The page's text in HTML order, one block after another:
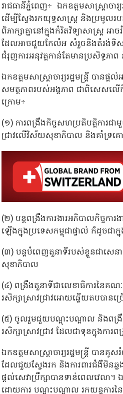
រាជធានីភ្នំពេញ÷ ឯកឧត្តមសាស្រ្តាចា
ដើម្បីស្វែងរកយុទ្ធសាស្រ្ត និងប្រមូលរ
ពិភាក្សាគ្នានៅក្នុងកំរិតវិទ្យាសាស្រ្
ដែលអាចជួយកែលំអ សំរួចនិងតំរង់ទិ
ជំរុញការអនុវត្តកាន់តែមានប្រសិទ្ធភា
ឯកឧត្តមសាស្រ្តាចារ្យរដ្ឋមន្រ្តី បា
សមត្ថភាពរបស់អង្គភាព ជាពិសេសលើ
ក្រោម÷
(១) ការពង្រឹងកិច្ចសហប្រតិបត្តិការជា
ជ្រាវលើវិស័យសុខាភិបាល និងគាំទ្រ
(២) បន្តពង្រឹងការងារអភិបាលកិច្ចកា
ឡើងក្នុងប្រទេសកម្ពុជាផ្ទាល់ ក៏ដូច
(៣) បន្តបំពេញតួនាទីរបស់ខ្លួនជាសេន
សុខាភិបាល
(៤) ពង្រឹងតួនាទីជាលេខាធិការនៃគណ
រសិក្សាស្រាវជ្រាវអោយឆ្លើយតបបាន
(៥) ចូលរួមជួយបណ្ដុះបណ្តាល និងពង្រឹង
រសិក្សាស្រាវជ្រាវ ដែលជាទុនក្នុងការព
ឯកឧត្តមសាស្រ្តាចារ្យរដ្ឋមន្រ្តី ប
ដែលជួយស្វែងរក និងការពារជំងឺមិនឆ្
ផ្តល់សេវាប្រឹក្សាបានទាន់ពេលវេលា។
ដោយការ បណ្តុះបណ្តាល រកយន្តការ